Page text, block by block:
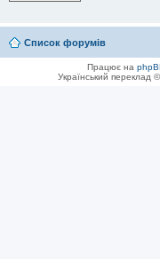
Список форумів
Працює на
Український переклад